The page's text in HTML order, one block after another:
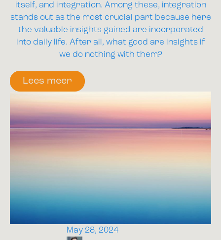
itself, and integration. Among these, integration
stands out as the most crucial part because here
the valuable insights gained are incorporated
into daily life. After all, what good are insights if
we do nothing with them?
Lees meer
May 28, 2024